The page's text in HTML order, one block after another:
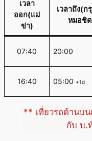
เวลา
ออก(แม่
ข่า)
เวลาถึง(ก
หมอชิ
07:40 20:00
16:40 05:00 +1d
** เที่ยวรถด้านบ
กับ บ.